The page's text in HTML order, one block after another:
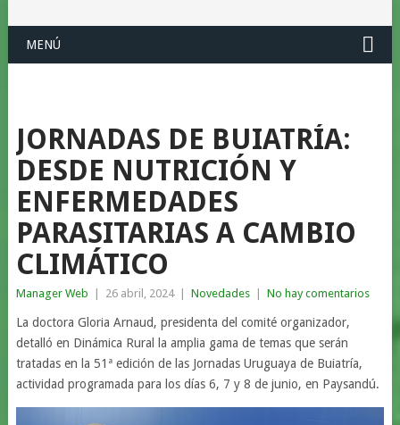
MENÚ
JORNADAS DE BUIATRÍA:
DESDE NUTRICIÓN Y
ENFERMEDADES
PARASITARIAS A CAMBIO
CLIMÁTICO
Manager Web 26 abril, 2024 Novedades No hay comentarios
La doctora Gloria Arnaud, presidenta del comité organizador,
detalló en Dinámica Rural la amplia gama de temas que serán
tratadas en la 51ª edición de las Jornadas Uruguaya de Buiatría,
actividad programada para los días 6, 7 y 8 de junio, en Paysandú.